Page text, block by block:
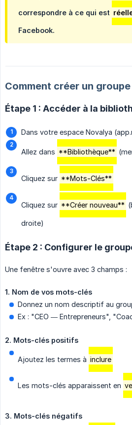
correspondre à ce qui est
Facebook.
Comment créer un
Étape 1 : Accéder à la
Dans votre espace Novalya
Allez dans **Bibliothèque**
Cliquez sur **Mots-Clés**
Cliquez sur **Créer nouveau**
droite)
Étape 2 : Configurer le
Une fenêtre s'ouvre avec 3 champs :
1. Nom de vos mots-clés
Donnez un nom descriptif au
Ex : "CEO — Entrepreneurs",
2. Mots-clés positifs
Ajoutez les termes à inclure
Les mots-clés apparaissent en
3. Mots-clés négatifs